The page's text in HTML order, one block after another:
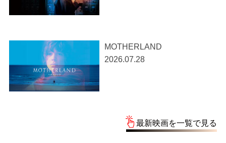
MOTHERLAND
2026.07.28
最新映画を一覧で見る